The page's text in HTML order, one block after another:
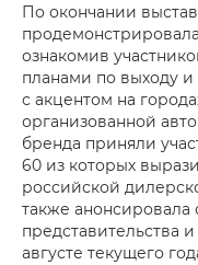
По окончании
ознакомив
планами по выходу
с акцентом на
организованной
бренда приняли
60 из которых
российской
также анонсировала
представительства
августе текущего